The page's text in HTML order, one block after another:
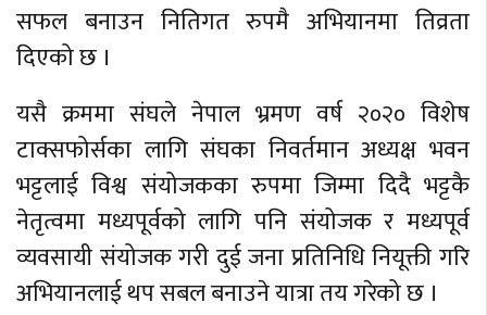
सफल बनाउन नितिगत रुपमै अभियानमा तिव्रता
दिएको छ ।
यसै क्रममा संघले नेपाल भ्रमण वर्ष २०२० विशेष
टाक्सफोर्सका लागि संघका निवर्तमान अध्यक्ष भवन
भट्टलाई विश्व संयोजकका रुपमा जिम्मा दिदै भट्टकै
नेतृत्वमा मध्यपूर्वको लागि पनि संयोजक र मध्यपूर्व
व्यवसायी संयोजक गरी दुई जना प्रतिनिधि नियूक्ती गरि
अभियानलाई थप सबल बनाउने यात्रा तय गरेको छ ।